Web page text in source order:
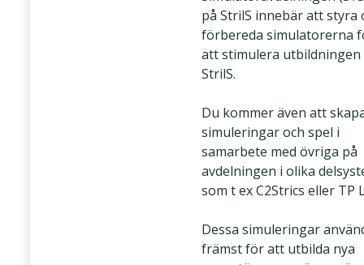
på StrilS innebär att styra
förbereda simulatorerna
att stimulera utbildningen
StrilS.
Du kommer även att
simuleringar och spel i
samarbete med övriga på
avdelningen i olika
som t ex C2Strics eller TP
Dessa simuleringar
främst för att utbilda nya